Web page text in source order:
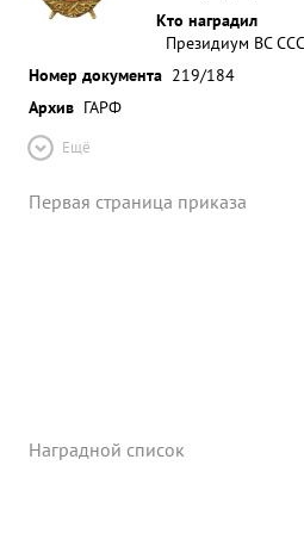
Кто наградил
Президиум ВС
Номер документа 219/184
Архив ГАРФ
Ещё
Первая страница приказа
Наградной список